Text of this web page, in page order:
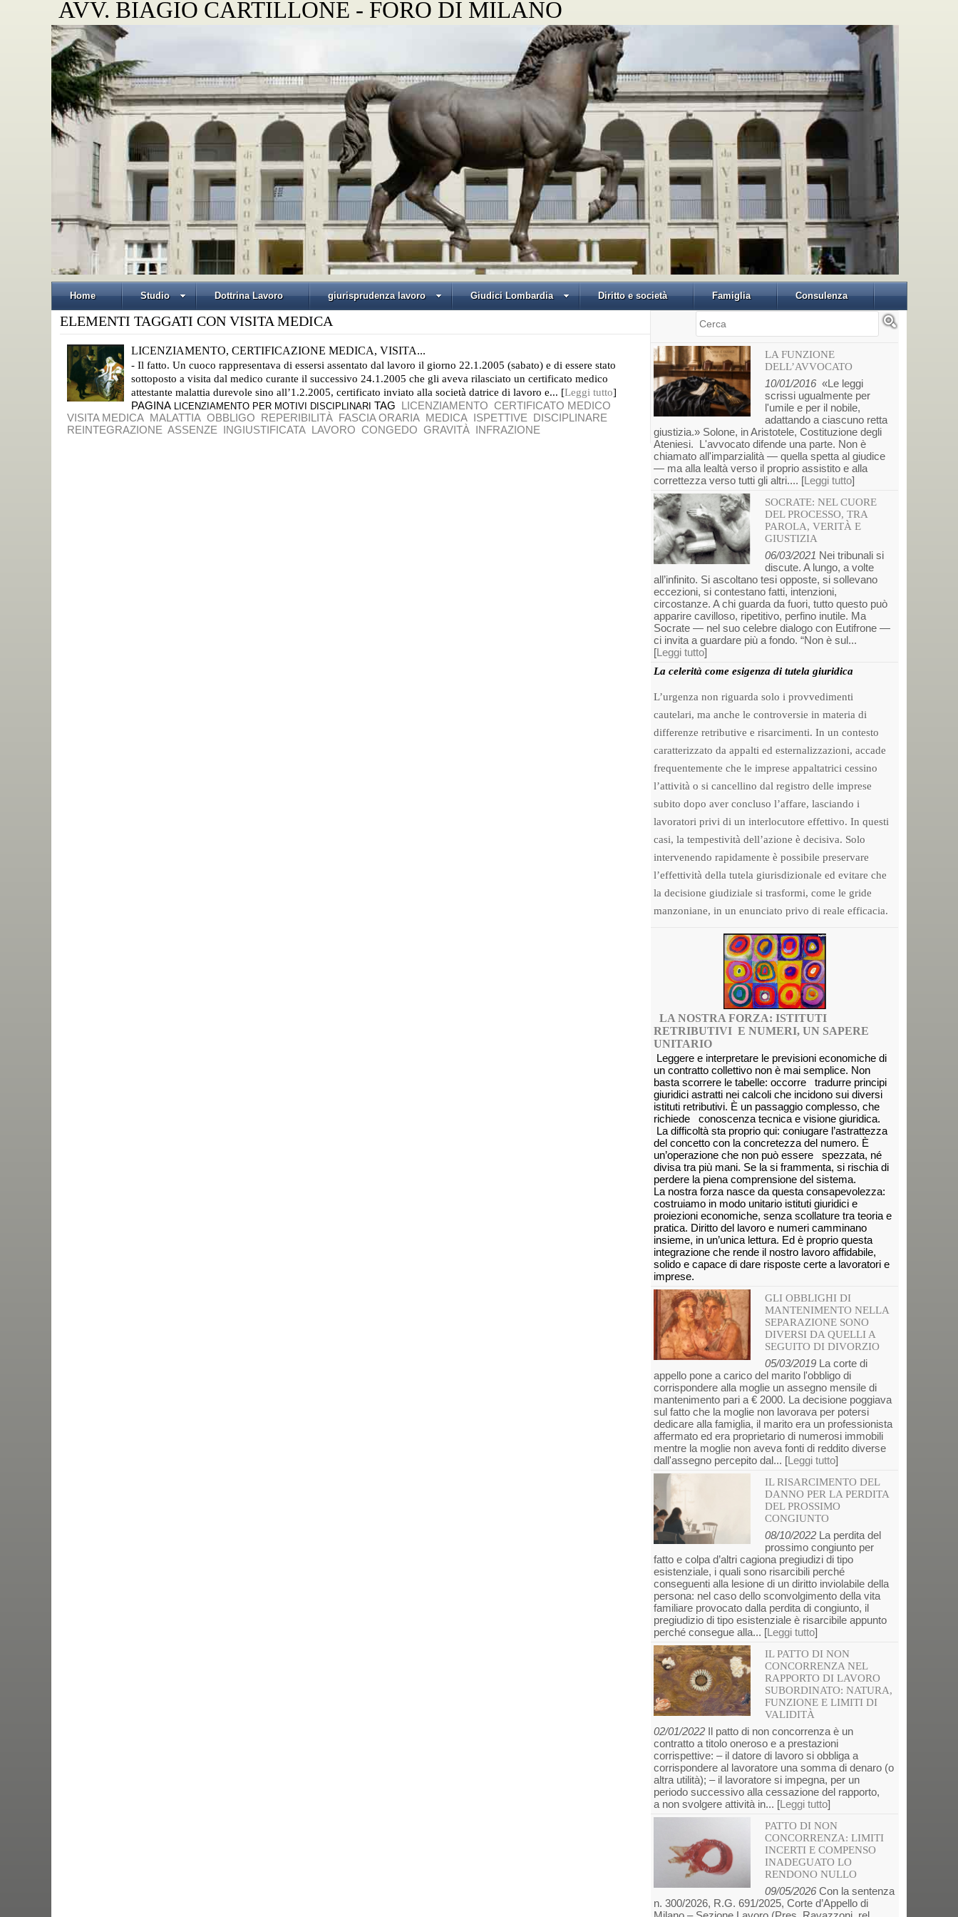
AVV. BIAGIO CARTILLONE - FORO DI MILANO
Home Studio Dottrina Lavoro giurisprudenza lavoro Giudici Lombardia Diritto e società Famiglia Consulenza
ELEMENTI TAGGATI CON VISITA MEDICA
LICENZIAMENTO, CERTIFICAZIONE MEDICA, VISITA...
- Il fatto. Un cuoco rappresentava di essersi assentato dal lavoro il giorno 22.1.2005 (sabato) e di essere stato
sottoposto a visita dal medico curante il successivo 24.1.2005 che gli aveva rilasciato un certificato medico
attestante malattia durevole sino all’1.2.2005, certificato inviato alla società datrice di lavoro e... [Leggi tutto]
PAGINA LICENZIAMENTO PER MOTIVI DISCIPLINARI TAG LICENZIAMENTO CERTIFICATO MEDICO
VISITA MEDICA MALATTIA OBBLIGO REPERIBILITÀ FASCIA ORARIA MEDICA ISPETTIVE DISCIPLINARE
REINTEGRAZIONE ASSENZE INGIUSTIFICATA LAVORO CONGEDO GRAVITÀ INFRAZIONE
Cerca
LA FUNZIONE
DELL’AVVOCATO
10/01/2016«Le leggi
scrissi ugualmente per
l'umile e per il nobile,
adattando a ciascuno retta
giustizia.» Solone, in Aristotele, Costituzione degli
Ateniesi. L'avvocato difende una parte. Non è
chiamato all'imparzialità — quella spetta al giudice
— ma alla lealtà verso il proprio assistito e alla
correttezza verso tutti gli altri.... [Leggi tutto]
SOCRATE: NEL CUORE
DEL PROCESSO, TRA
PAROLA, VERITÀ E
GIUSTIZIA
06/03/2021 Nei tribunali si
discute. A lungo, a volte
all’infinito. Si ascoltano tesi opposte, si sollevano
eccezioni, si contestano fatti, intenzioni,
circostanze. A chi guarda da fuori, tutto questo può
apparire cavilloso, ripetitivo, perfino inutile. Ma
Socrate — nel suo celebre dialogo con Eutifrone —
ci invita a guardare più a fondo. “Non è sul...
[Leggi tutto]
La celerità come esigenza di tutela giuridica
L’urgenza non riguarda solo i provvedimenti
cautelari, ma anche le controversie in materia di
differenze retributive e risarcimenti. In un contesto
caratterizzato da appalti ed esternalizzazioni, accade
frequentemente che le imprese appaltatrici cessino
l’attività o si cancellino dal registro delle imprese
subito dopo aver concluso l’affare, lasciando i
lavoratori privi di un interlocutore effettivo. In questi
casi, la tempestività dell’azione è decisiva. Solo
intervenendo rapidamente è possibile preservare
l’effettività della tutela giurisdizionale ed evitare che
la decisione giudiziale si trasformi, come le gride
manzoniane, in un enunciato privo di reale efficacia.
LA NOSTRA FORZA: ISTITUTI
RETRIBUTIVI E NUMERI, UN SAPERE
UNITARIO
Leggere e interpretare le previsioni economiche di
un contratto collettivo non è mai semplice. Non
basta scorrere le tabelle: occorre tradurre principi
giuridici astratti nei calcoli che incidono sui diversi
istituti retributivi. È un passaggio complesso, che
richiede conoscenza tecnica e visione giuridica.
La difficoltà sta proprio qui: coniugare l’astrattezza
del concetto con la concretezza del numero. È
un’operazione che non può essere spezzata, né
divisa tra più mani. Se la si frammenta, si rischia di
perdere la piena comprensione del sistema.
La nostra forza nasce da questa consapevolezza:
costruiamo in modo unitario istituti giuridici e
proiezioni economiche, senza scollature tra teoria e
pratica. Diritto del lavoro e numeri camminano
insieme, in un’unica lettura. Ed è proprio questa
integrazione che rende il nostro lavoro affidabile,
solido e capace di dare risposte certe a lavoratori e
imprese.
GLI OBBLIGHI DI
MANTENIMENTO NELLA
SEPARAZIONE SONO
DIVERSI DA QUELLI A
SEGUITO DI DIVORZIO
05/03/2019La corte di
appello pone a carico del marito l'obbligo di
corrispondere alla moglie un assegno mensile di
mantenimento pari a € 2000. La decisione poggiava
sul fatto che la moglie non lavorava per potersi
dedicare alla famiglia, il marito era un professionista
affermato ed era proprietario di numerosi immobili
mentre la moglie non aveva fonti di reddito diverse
dall'assegno percepito dal... [Leggi tutto]
IL RISARCIMENTO DEL
DANNO PER LA PERDITA
DEL PROSSIMO
CONGIUNTO
08/10/2022La perdita del
prossimo congiunto per
fatto e colpa d’altri cagiona pregiudizi di tipo
esistenziale, i quali sono risarcibili perché
conseguenti alla lesione di un diritto inviolabile della
persona: nel caso dello sconvolgimento della vita
familiare provocato dalla perdita di congiunto, il
pregiudizio di tipo esistenziale è risarcibile appunto
perché consegue alla... [Leggi tutto]
IL PATTO DI NON
CONCORRENZA NEL
RAPPORTO DI LAVORO
SUBORDINATO: NATURA,
FUNZIONE E LIMITI DI
VALIDITÀ
02/01/2022 Il patto di non concorrenza è un
contratto a titolo oneroso e a prestazioni
corrispettive: – il datore di lavoro si obbliga a
corrispondere al lavoratore una somma di denaro (o
altra utilità); – il lavoratore si impegna, per un
periodo successivo alla cessazione del rapporto,
a non svolgere attività in... [Leggi tutto]
PATTO DI NON
CONCORRENZA: LIMITI
INCERTI E COMPENSO
INADEGUATO LO
RENDONO NULLO
09/05/2026Con la sentenza
n. 300/2026, R.G. 691/2025, Corte d’Appello di